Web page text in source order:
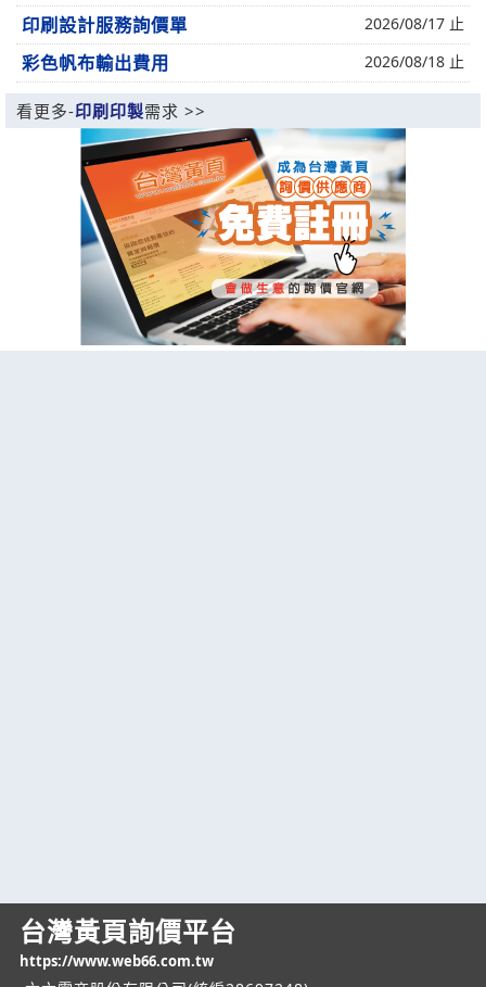
印刷設計服務詢價單 2026/08/17 止
彩色帆布輸出費用 2026/08/18 止
看更多-印刷印製需求 >>
台灣黃頁詢價平台
https://www.web66.com.tw